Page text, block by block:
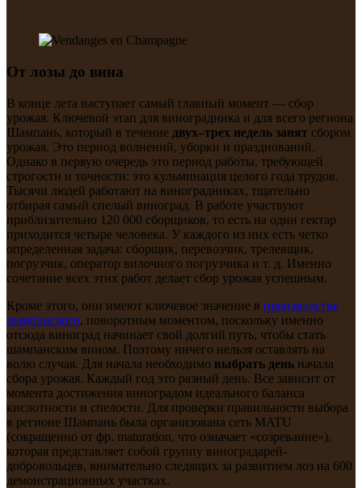
От лозы до вина
В конце лета наступает самый главный момент — сбор
урожая. Ключевой этап для виноградника и для всего региона
Шампань, который в течение двух–трех недель занят сбором
урожая. Это период волнений, уборки и празднований.
Однако в первую очередь это период работы, требующей
строгости и точности: это кульминация целого года трудов.
Тысячи людей работают на виноградниках, тщательно
отбирая самый спелый виноград. В работе участвуют
приблизительно 120 000 сборщиков, то есть на один гектар
приходится четыре человека. У каждого из них есть четко
определенная задача: сборщик, перевозчик, трелевщик,
погрузчик, оператор вилочного погрузчика и т. д. Именно
сочетание всех этих работ делает сбор урожая успешным.
Кроме этого, они имеют ключевое значение в производстве
шампанского, поворотным моментом, поскольку именно
отсюда виноград начинает свой долгий путь, чтобы стать
шампанским вином. Поэтому ничего нельзя оставлять на
волю случая. Для начала необходимо выбрать день начала
сбора урожая. Каждый год это разный день. Все зависит от
момента достижения виноградом идеального баланса
кислотности и спелости. Для проверки правильности выбора
в регионе Шампань была организована сеть MATU
(сокращенно от фр. maturation, что означает «созревание»),
которая представляет собой группу виноградарей-
добровольцев, внимательно следящих за развитием лоз на 600
демонстрационных участках.